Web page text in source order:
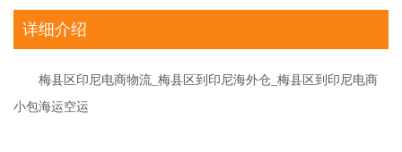
详细介绍
梅县区印尼电商物流_梅县区到印尼海外仓_梅县区到印尼电商
小包海运空运